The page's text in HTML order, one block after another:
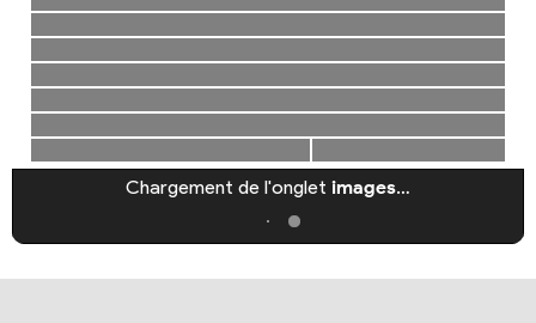
Chargement de l'onglet images…